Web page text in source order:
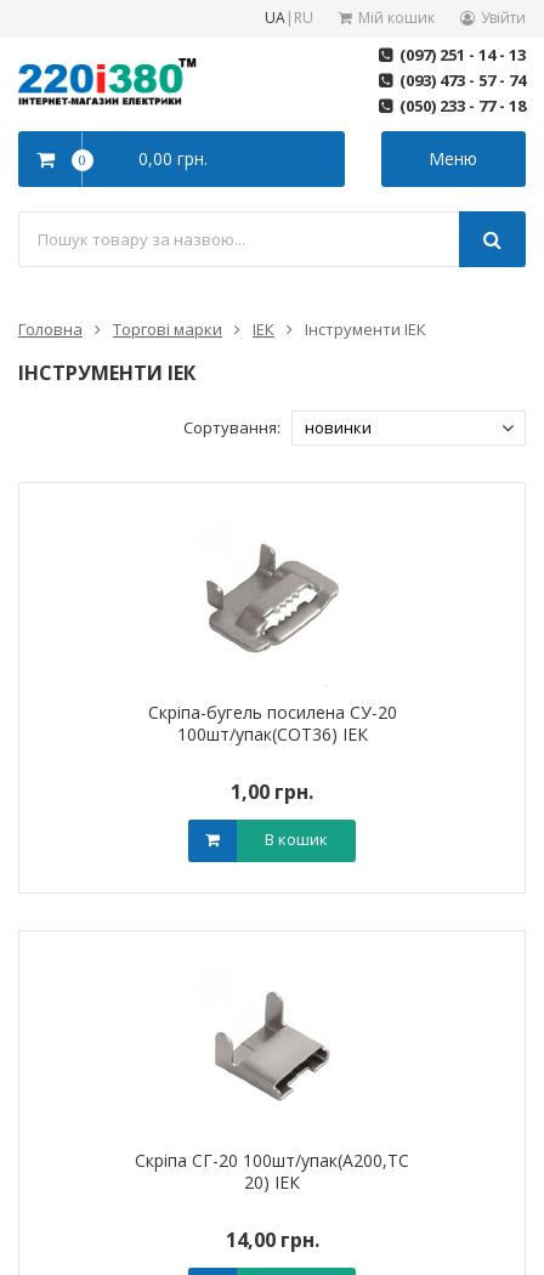
UA| RU Мій кошик Увійти
(097) 251 - 14 - 13
(093) 473 - 57 - 74
(050) 233 - 77 - 18
Меню
0 0,00 грн.
Головна Торгові марки ІЕК Інструменти ІЕК
ІНСТРУМЕНТИ ІЕК
Сортування:
Скріпа-бугель посилена СУ-20
100шт/упак(COT36) ІЕК
1,00 грн.
В кошик
Скріпа СГ-20 100шт/упак(А200,ТС
20) ІЕК
14,00 грн.